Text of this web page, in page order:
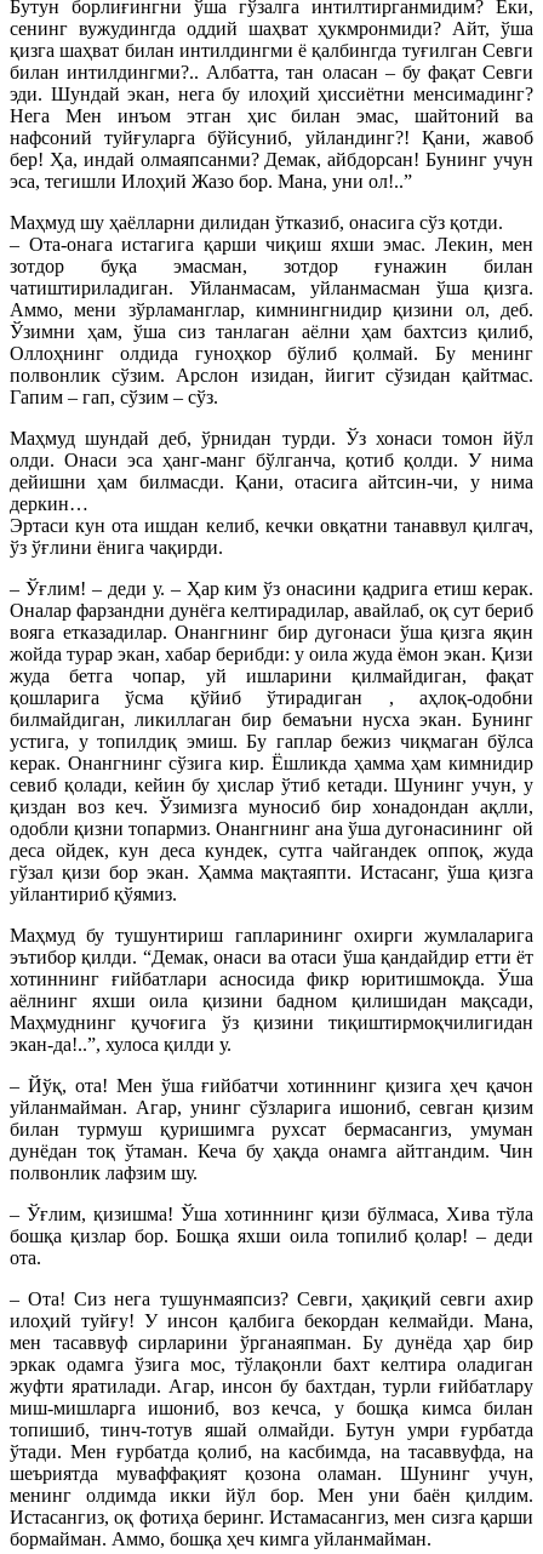
Бутун борлиғингни ўша гўзалга интилтирганмидим? Ёки,
сенинг вужудингда оддий шаҳват ҳукмронмиди? Айт, ўша
қизга шаҳват билан интилдингми ё қалбингда туғилган Севги
билан интилдингми?.. Албатта, тан оласан – бу фақат Севги
эди. Шундай экан, нега бу илоҳий ҳиссиётни менсимадинг?
Нега Мен инъом этган ҳис билан эмас, шайтоний ва
нафсоний туйғуларга бўйсуниб, уйландинг?! Қани, жавоб
бер! Ҳа, индай олмаяпсанми? Демак, айбдорсан! Бунинг учун
эса, тегишли Илоҳий Жазо бор. Мана, уни ол!..”
Маҳмуд шу ҳаёлларни дилидан ўтказиб, онасига сўз қотди.
– Ота-онага истагига қарши чиқиш яхши эмас. Лекин, мен
зотдор буқа эмасман, зотдор ғунажин билан
чатиштириладиган. Уйланмасам, уйланмасман ўша қизга.
Аммо, мени зўрламанглар, кимнингнидир қизини ол, деб.
Ўзимни ҳам, ўша сиз танлаган аёлни ҳам бахтсиз қилиб,
Оллоҳнинг олдида гуноҳкор бўлиб қолмай. Бу менинг
полвонлик сўзим. Арслон изидан, йигит сўзидан қайтмас.
Гапим – гап, сўзим – сўз.
Маҳмуд шундай деб, ўрнидан турди. Ўз хонаси томон йўл
олди. Онаси эса ҳанг-манг бўлганча, қотиб қолди. У нима
дейишни ҳам билмасди. Қани, отасига айтсин-чи, у нима
деркин…
Эртаси кун ота ишдан келиб, кечки овқатни танаввул қилгач,
ўз ўғлини ёнига чақирди.
– Ўғлим! – деди у. – Ҳар ким ўз онасини қадрига етиш керак.
Оналар фарзандни дунёга келтирадилар, авайлаб, оқ сут бериб
вояга етказадилар. Онангнинг бир дугонаси ўша қизга яқин
жойда турар экан, хабар берибди: у оила жуда ёмон экан. Қизи
жуда бетга чопар, уй ишларини қилмайдиган, фақат
қошларига ўсма қўйиб ўтирадиган , аҳлоқ-одобни
билмайдиган, ликиллаган бир бемаъни нусха экан. Бунинг
устига, у топилдиқ эмиш. Бу гаплар бежиз чиқмаган бўлса
керак. Онангнинг сўзига кир. Ёшликда ҳамма ҳам кимнидир
севиб қолади, кейин бу ҳислар ўтиб кетади. Шунинг учун, у
қиздан воз кеч. Ўзимизга муносиб бир хонадондан ақлли,
одобли қизни топармиз. Онангнинг ана ўша дугонасининг ой
деса ойдек, кун деса кундек, сутга чайгандек оппоқ, жуда
гўзал қизи бор экан. Ҳамма мақтаяпти. Истасанг, ўша қизга
уйлантириб қўямиз.
Маҳмуд бу тушунтириш гапларининг охирги жумлаларига
эътибор қилди. “Демак, онаси ва отаси ўша қандайдир етти ёт
хотиннинг ғийбатлари асносида фикр юритишмоқда. Ўша
аёлнинг яхши оила қизини бадном қилишидан мақсади,
Маҳмуднинг қучоғига ўз қизини тиқиштирмоқчилигидан
экан-да!..”, хулоса қилди у.
– Йўқ, ота! Мен ўша ғийбатчи хотиннинг қизига ҳеч қачон
уйланмайман. Агар, унинг сўзларига ишониб, севган қизим
билан турмуш қуришимга рухсат бермасангиз, умуман
дунёдан тоқ ўтаман. Кеча бу ҳақда онамга айтгандим. Чин
полвонлик лафзим шу.
– Ўғлим, қизишма! Ўша хотиннинг қизи бўлмаса, Хива тўла
бошқа қизлар бор. Бошқа яхши оила топилиб қолар! – деди
ота.
– Ота! Сиз нега тушунмаяпсиз? Севги, ҳақиқий севги ахир
илоҳий туйғу! У инсон қалбига бекордан келмайди. Мана,
мен тасаввуф сирларини ўрганаяпман. Бу дунёда ҳар бир
эркак одамга ўзига мос, тўлақонли бахт келтира оладиган
жуфти яратилади. Агар, инсон бу бахтдан, турли ғийбатлару
миш-мишларга ишониб, воз кечса, у бошқа кимса билан
топишиб, тинч-тотув яшай олмайди. Бутун умри ғурбатда
ўтади. Мен ғурбатда қолиб, на касбимда, на тасаввуфда, на
шеъриятда муваффақият қозона оламан. Шунинг учун,
менинг олдимда икки йўл бор. Мен уни баён қилдим.
Истасангиз, оқ фотиҳа беринг. Истамасангиз, мен сизга қарши
бормайман. Аммо, бошқа ҳеч кимга уйланмайман.